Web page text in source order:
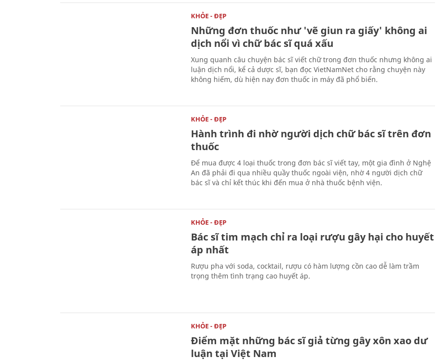
KHỎE - ĐẸP
Những đơn thuốc như 'vẽ giun ra giấy' không ai
dịch nổi vì chữ bác sĩ quá xấu
Xung quanh câu chuyện bác sĩ viết chữ trong đơn thuốc nhưng không ai
luận dịch nổi, kể cả dược sĩ, bạn đọc VietNamNet cho rằng chuyện này
không hiếm, dù hiện nay đơn thuốc in máy đã phổ biến.
KHỎE - ĐẸP
Hành trình đi nhờ người dịch chữ bác sĩ trên đơn
thuốc
Để mua được 4 loại thuốc trong đơn bác sĩ viết tay, một gia đình ở Nghệ
An đã phải đi qua nhiều quầy thuốc ngoài viện, nhờ 4 người dịch chữ
bác sĩ và chỉ kết thúc khi đến mua ở nhà thuốc bệnh viện.
KHỎE - ĐẸP
Bác sĩ tim mạch chỉ ra loại rượu gây hại cho huyết
áp nhất
Rượu pha với soda, cocktail, rượu có hàm lượng cồn cao dễ làm trầm
trọng thêm tình trạng cao huyết áp.
KHỎE - ĐẸP
Điểm mặt những bác sĩ giả từng gây xôn xao dư
luận tại Việt Nam